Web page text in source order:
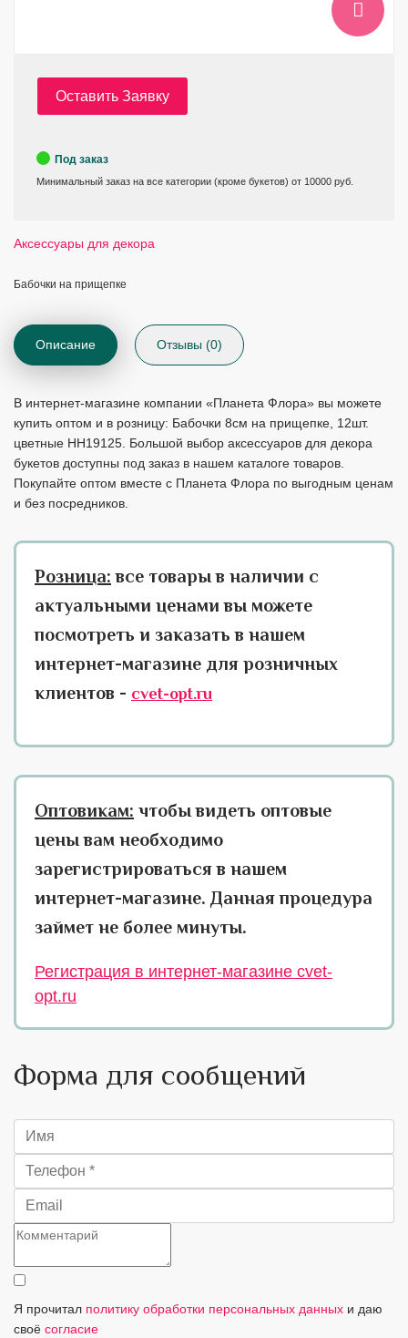
Оставить Заявку
Под заказ
Минимальный заказ на все категории (кроме букетов) от 10000 руб.
Аксессуары для декора
Бабочки на прищепке
Описание Отзывы (0)
В интернет-магазине компании «Планета Флора» вы можете
купить оптом и в розницу: Бабочки 8см на прищепке, 12шт.
цветные HH19125. Большой выбор аксессуаров для декора
букетов доступны под заказ в нашем каталоге товаров.
Покупайте оптом вместе с Планета Флора по выгодным ценам
и без посредников.
Розница: все товары в наличии с
актуальными ценами вы можете
посмотреть и заказать в нашем
интернет-магазине для розничных
клиентов - cvet-opt.ru
Оптовикам: чтобы видеть оптовые
цены вам необходимо
зарегистрироваться в нашем
интернет-магазине. Данная процедура
займет не более минуты.
Регистрация в интернет-магазине cvet-
opt.ru
Форма для сообщений
Я прочитал политику обработки персональных данных и даю
своё согласие